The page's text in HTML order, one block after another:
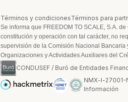
Términos y condicionesTérminos para
Se informa que FREEDOM TO SCALE, S.A.
constitución y operación con tal carácter, no
supervisión de la Comisión Nacional Bancaria
Organizaciones y Actividades Auxiliares del
CONDUSEF / Buró de Entidades
NMX-l-27001-
Información